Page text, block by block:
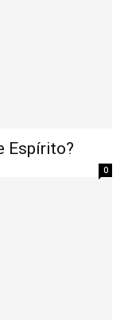
Espírito?
0